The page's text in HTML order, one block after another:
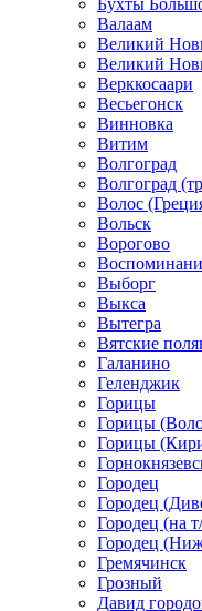
Бухты
Валаам
Великий
Великий
Верккосаари
Весьегонск
Винновка
Витим
Волгоград
Волгоград
Волос
Вольск
Ворогово
Выборг
Выкса
Вытегра
Вятские
Галанино
Геленджик
Горицы
Горицы
Горицы
Городец
Городец
Городец (на
Городец
Гремячинск
Грозный
Давид